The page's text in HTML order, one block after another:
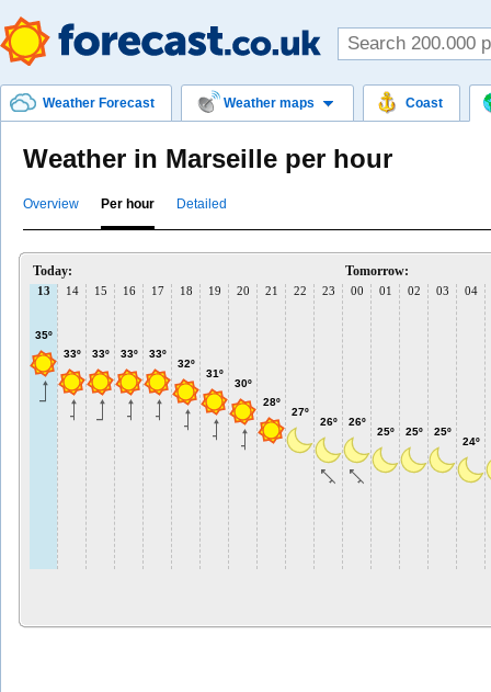
Weather Forecast Weather maps Coast
Weather in Marseille per hour
Overview Per hour Detailed
Today:
13
35º
14
33º
15
33º
16
33º
17
33º
18
32º
19
31º
20
30º
21
28º
22
27º
23
26º
Tomorrow:
00
26º
01
25º
02
25º
03
25º
04
24º